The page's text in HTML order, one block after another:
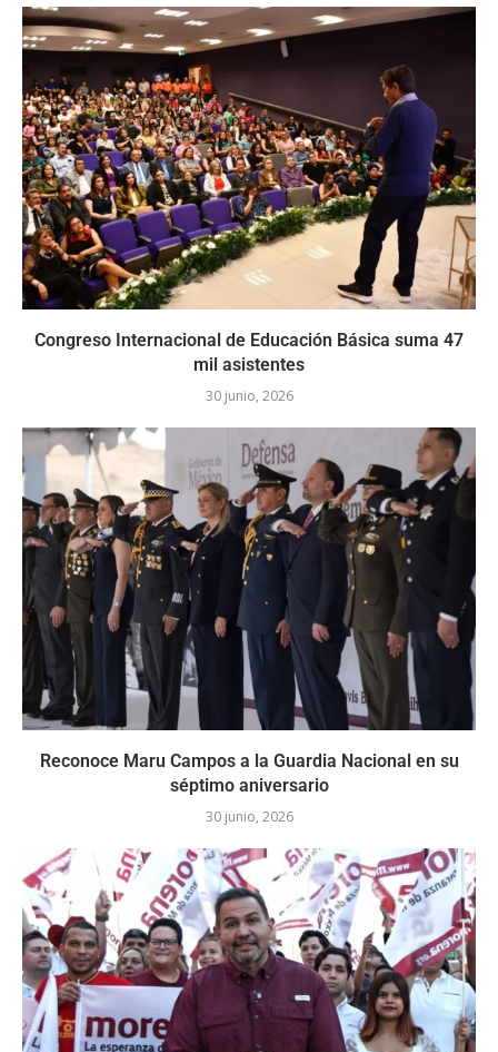
Congreso Internacional de Educación Básica suma 47
mil asistentes
30 junio, 2026
Reconoce Maru Campos a la Guardia Nacional en su
séptimo aniversario
30 junio, 2026